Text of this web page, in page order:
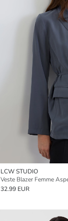
LCW STUDIO
Veste Blazer Femme
32.99 EUR